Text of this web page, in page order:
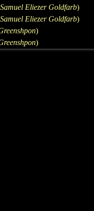
Eliezer Goldfarb)
Eliezer Goldfarb)
)
)